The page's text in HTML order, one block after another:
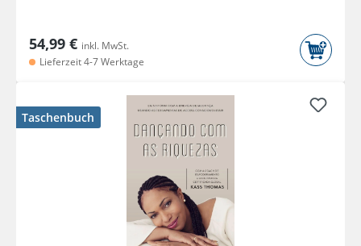
54,99 € inkl. MwSt.
Lieferzeit 4-7 Werktage
Taschenbuch